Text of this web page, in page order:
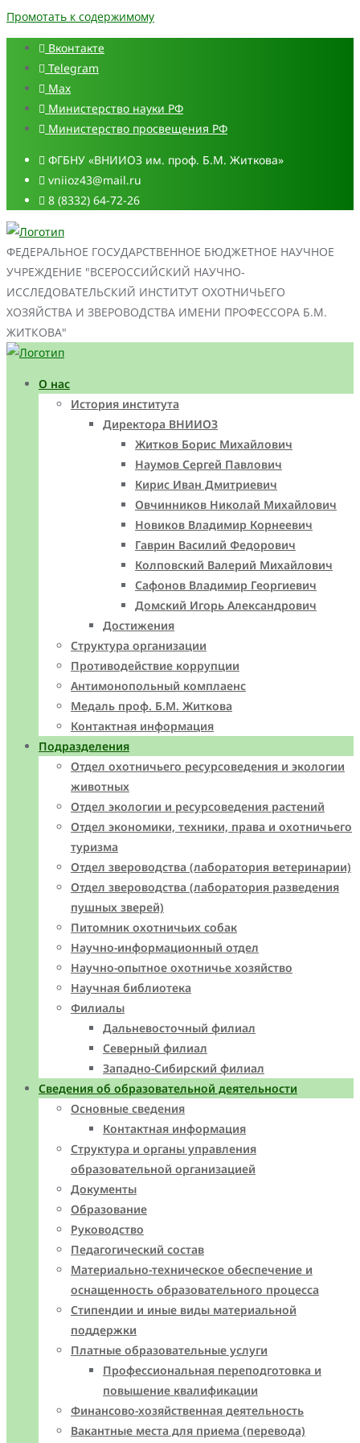
Промотать к содержимому
Вконтакте
Telegram
Max
Министерство науки РФ
Министерство просвещения РФ
ФГБНУ «ВНИИОЗ им. проф. Б.М. Житкова»
vniioz43@mail.ru
8 (8332) 64-72-26
ФЕДЕРАЛЬНОЕ ГОСУДАРСТВЕННОЕ БЮДЖЕТНОЕ НАУЧНОЕ
УЧРЕЖДЕНИЕ "ВСЕРОССИЙСКИЙ НАУЧНО-
ИССЛЕДОВАТЕЛЬСКИЙ ИНСТИТУТ ОХОТНИЧЬЕГО
ХОЗЯЙСТВА И ЗВЕРОВОДСТВА ИМЕНИ ПРОФЕССОРА Б.М.
ЖИТКОВА"
О нас
История института
Директора ВНИИОЗ
Житков Борис Михайлович
Наумов Сергей Павлович
Кирис Иван Дмитриевич
Овчинников Николай Михайлович
Новиков Владимир Корнеевич
Гаврин Василий Федорович
Колповский Валерий Михайлович
Сафонов Владимир Георгиевич
Домский Игорь Александрович
Достижения
Структура организации
Противодействие коррупции
Антимонопольный комплаенс
Медаль проф. Б.М. Житкова
Контактная информация
Подразделения
Отдел охотничьего ресурсоведения и экологии
животных
Отдел экологии и ресурсоведения растений
Отдел экономики, техники, права и охотничьего
туризма
Отдел звероводства (лаборатория ветеринарии)
Отдел звероводства (лаборатория разведения
пушных зверей)
Питомник охотничьих собак
Научно-информационный отдел
Научно-опытное охотничье хозяйство
Научная библиотека
Филиалы
Дальневосточный филиал
Северный филиал
Западно-Cибирский филиал
Сведения об образовательной деятельности
Основные сведения
Контактная информация
Структура и органы управления
образовательной организацией
Документы
Образование
Руководство
Педагогический состав
Материально-техническое обеспечение и
оснащенность образовательного процесса
Стипендии и иные виды материальной
поддержки
Платные образовательные услуги
Профессиональная переподготовка и
повышение квалификации
Финансово-хозяйственная деятельность
Вакантные места для приема (перевода)